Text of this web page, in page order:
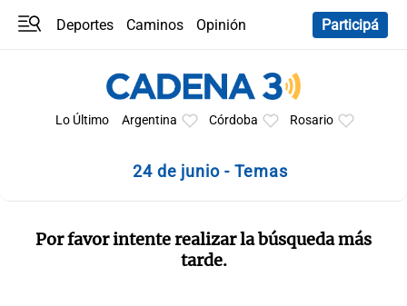
Deportes Caminos
Opinión
Participá
Lo Último Argentina Córdoba Rosario
24 de junio - Temas
Por favor intente realizar la búsqueda más
tarde.